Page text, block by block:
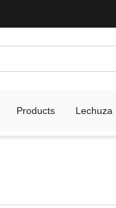
Products Lechuza